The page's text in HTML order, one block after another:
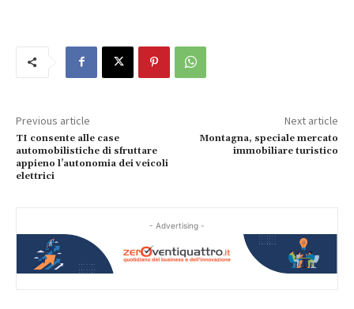
Previous article
TI consente alle case
automobilistiche di sfruttare
appieno l’autonomia dei veicoli
elettrici
Next article
Montagna, speciale mercato
immobiliare turistico
- Advertising -